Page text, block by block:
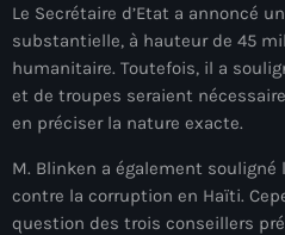
juin 2026
mai 2026
avril 2026
mars 2026
février 2026
Le Secrétaire d’Etat a annoncé
substantielle, à hauteur de 45
humanitaire. Toutefois, il a
et de troupes seraient
en préciser la nature exacte.
M. Blinken a également
contre la corruption en Haïti.
question des trois conseillers